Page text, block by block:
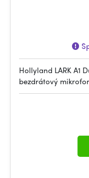
Hollyland LARK A1
bezdrátový